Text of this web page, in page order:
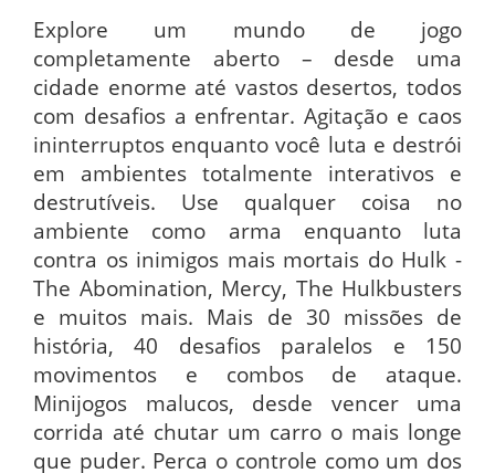
Explore um mundo de jogo
completamente aberto – desde uma
cidade enorme até vastos desertos, todos
com desafios a enfrentar. Agitação e caos
ininterruptos enquanto você luta e destrói
em ambientes totalmente interativos e
destrutíveis. Use qualquer coisa no
ambiente como arma enquanto luta
contra os inimigos mais mortais do Hulk -
The Abomination, Mercy, The Hulkbusters
e muitos mais. Mais de 30 missões de
história, 40 desafios paralelos e 150
movimentos e combos de ataque.
Minijogos malucos, desde vencer uma
corrida até chutar um carro o mais longe
que puder. Perca o controle como um dos